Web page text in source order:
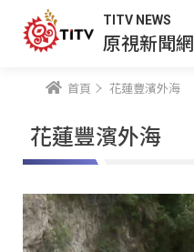
TITV NEWS
原視新聞網
首頁 花蓮豐濱外海
花蓮豐濱外海